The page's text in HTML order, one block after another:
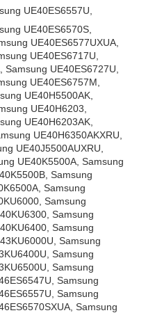
UE40ES6557U,
UE40ES6570S,
UE40ES6577UXUA,
UE40ES6717U,
UE40ES6727U,
UE40ES6757M,
UE40H5500AK,
UE40H6203,
UE40H6203AK,
UE40H6350AKXRU,
UE40J5500AUXRU,
UE40K5500A, Samsung
Samsung
Samsung
Samsung
Samsung
Samsung
Samsung
Samsung
Samsung
Samsung
Samsung
Samsung